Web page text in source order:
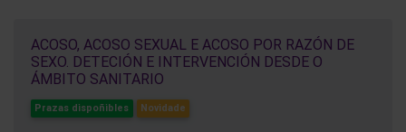
ACOSO, ACOSO SEXUAL E ACOSO POR RAZÓN DE
SEXO. DETECIÓN E INTERVENCIÓN DESDE O
ÁMBITO SANITARIO
Prazas dispoñibles Novidade